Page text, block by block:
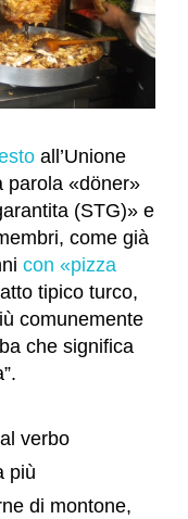
all’Unione
parola «döner»
(STG)» e
come già
con «pizza
tipico turco,
comunemente
che significa
verbo
più
di montone,